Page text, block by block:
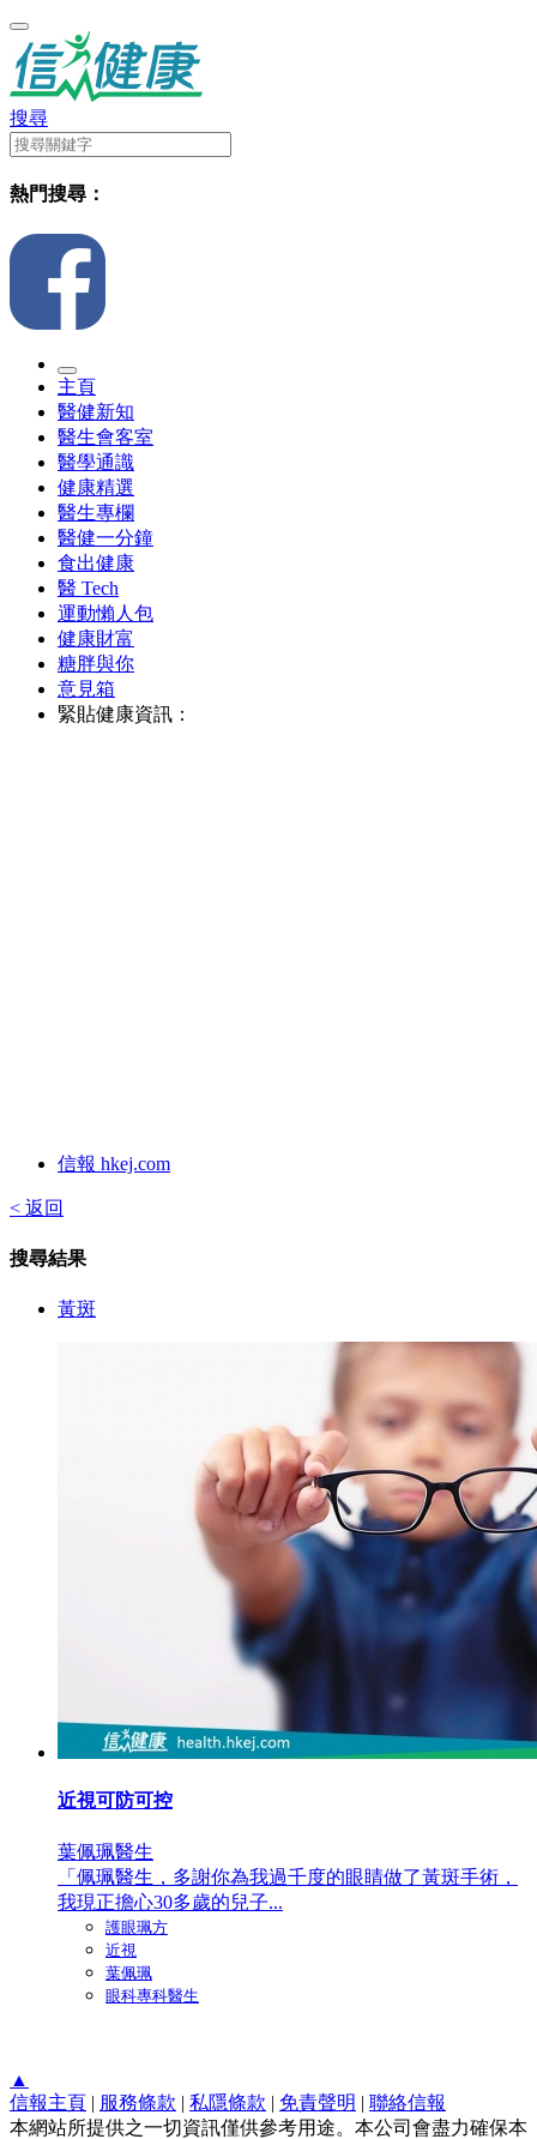
搜尋
熱門搜尋：
主頁
醫健新知
醫生會客室
醫學通識
健康精選
醫生專欄
醫健一分鐘
食出健康
醫 Tech
運動懶人包
健康財富
糖胖與你
意見箱
緊貼健康資訊：
信報 hkej.com
< 返回
搜尋結果
黃斑
近視可防可控
葉佩珮醫生
「佩珮醫生，多謝你為我過千度的眼睛做了黃斑手術，
我現正擔心30多歲的兒子...
護眼珮方
近視
葉佩珮
眼科專科醫生
▲
信報主頁 | 服務條款 | 私隱條款 | 免責聲明 | 聯絡信報
本網站所提供之一切資訊僅供參考用途。本公司會盡力確保本